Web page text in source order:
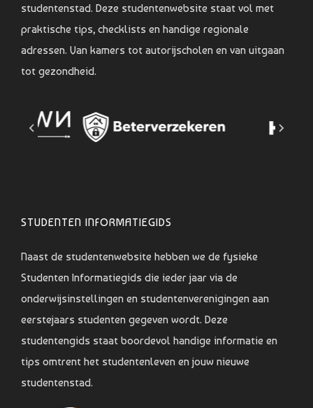
studentenstad. Deze studentenwebsite staat vol met
praktische tips, checklists en handige regionale
adressen. Van kamers tot autorijscholen en van uitgaan
tot gezondheid.
STUDENTEN INFORMATIEGIDS
Naast de studentenwebsite hebben we de fysieke
Studenten Informatiegids die ieder jaar via de
onderwijsinstellingen en studentenverenigingen aan
eerstejaars studenten gegeven wordt. Deze
studentengids staat boordevol handige informatie en
tips omtrent het studentenleven en jouw nieuwe
studentenstad.